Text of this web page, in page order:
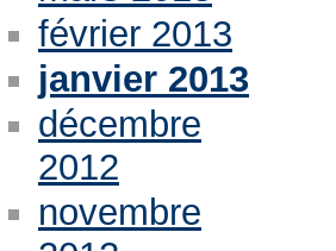
février 2013
janvier 2013
décembre
2012
novembre